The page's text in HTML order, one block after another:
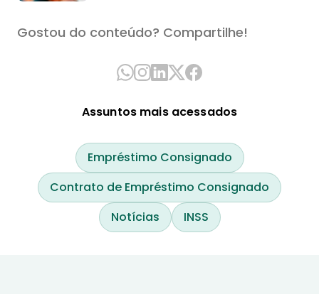
Gostou do conteúdo? Compartilhe!
Assuntos mais acessados
Empréstimo Consignado
Contrato de Empréstimo Consignado
Notícias
INSS